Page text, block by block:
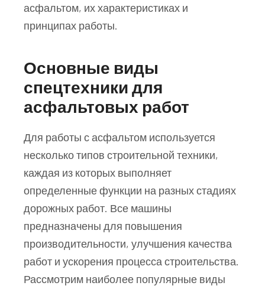
асфальтом, их характеристиках и
принципах работы.
Основные виды
спецтехники для
асфальтовых работ
Для работы с асфальтом используется
несколько типов строительной техники,
каждая из которых выполняет
определенные функции на разных стадиях
дорожных работ. Все машины
предназначены для повышения
производительности, улучшения качества
работ и ускорения процесса строительства.
Рассмотрим наиболее популярные виды